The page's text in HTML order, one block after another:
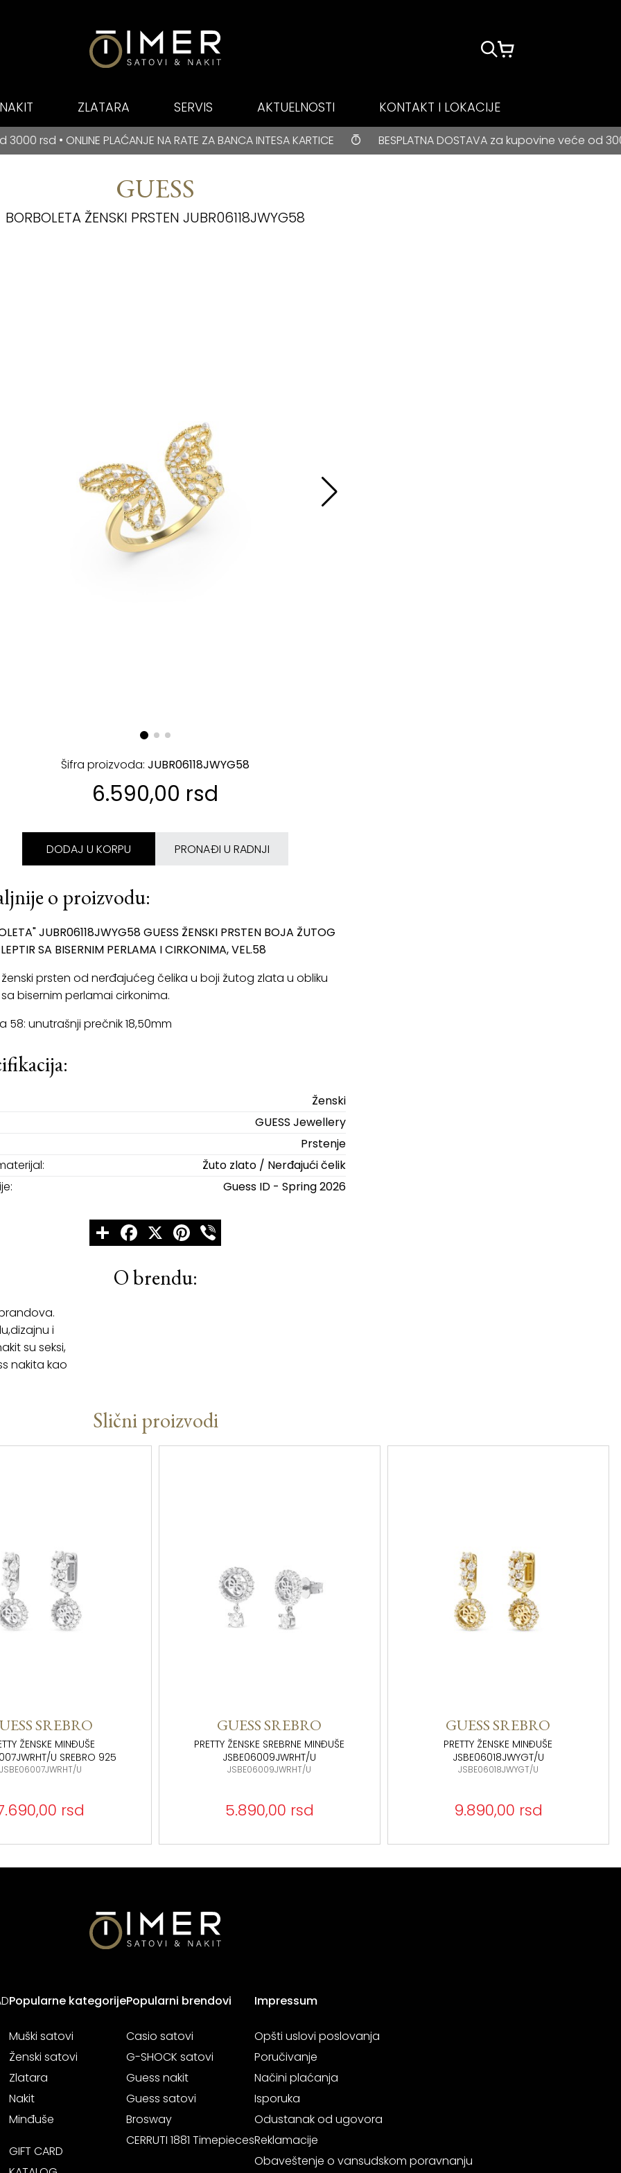
ZLATARA SERVIS AKTUELNOSTI KONTAKT I LOKACIJE
NA RATE ZA BANCA INTESA KARTICE
PLAĆANJE NA RATE ZA BANCA INTESA KARTICE BESPLATNA DOSTAVA za kupovine veće od 3000 rsd • ONLINE
GUESS
BORBOLETA ŽENSKI PRSTEN JUBR06118JWYG58
Šifra proizvoda: JUBR06118JWYG58
6.590,00 rsd
DODAJ U KORPU PRONAĐI U RADNJI
o proizvodu:
JUBR06118JWYG58 GUESS ŽENSKI PRSTEN BOJA ŽUTOG
SA BISERNIM PERLAMA I CIRKONIMA, VEL.58
prsten od nerđajućeg čelika u boji žutog zlata u obliku
bisernim perlamai cirkonima.
58: unutrašnji prečnik 18,50mm
Ženski
GUESS Jewellery
Prstenje
Žuto zlato / Nerđajući čelik
Guess ID - Spring 2026
ShareFacebook
X Pinterest
O brendu:
i
su seksi,
nakita kao
Slični proizvodi
SREBRO
ŽENSKE MINĐUŠE
U SREBRO 925
JSBE06007JWRHT/U
rsd
GUESS SREBRO
PRETTY ŽENSKE SREBRNE MINĐUŠE
JSBE06009JWRHT/U
JSBE06009JWRHT/U
5.890,00 rsd
GUESS SREBRO
PRETTY ŽENSKE MINĐUŠE
JSBE06018JWYGT/U
JSBE06018JWYGT/U
9.890,00 rsd
Popularne kategorije
Muški satovi
Ženski satovi
Zlatara
Nakit
Minđuše
GIFT CARD
Popularni brendovi
Casio satovi
G-SHOCK satovi
Guess nakit
Guess satovi
Brosway
CERRUTI 1881 Timepieces
Impressum
Opšti uslovi poslovanja
Poručivanje
Načini plaćanja
Isporuka
Odustanak od ugovora
Reklamacije
Obaveštenje o vansudskom poravnanju